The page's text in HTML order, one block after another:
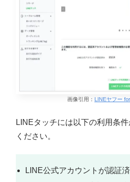
画像引用： LINEヤフー
LINEタッチには以下の利用条
ください。
LINE公式アカウントが認証